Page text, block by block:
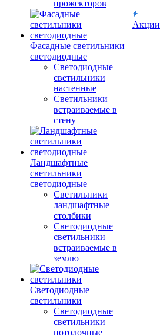
прожекторов
Фасадные светильники
светодиодные
Светодиодные
светильники
настенные
Светильники
встраиваемые в
стену
Ландшафтные
светильники
светодиодные
Светильники
ландшафтные
столбики
Светодиодные
светильники
встраиваемые в
землю
Светодиодные
светильники
Светодиодные
светильники
потолочные
Акции